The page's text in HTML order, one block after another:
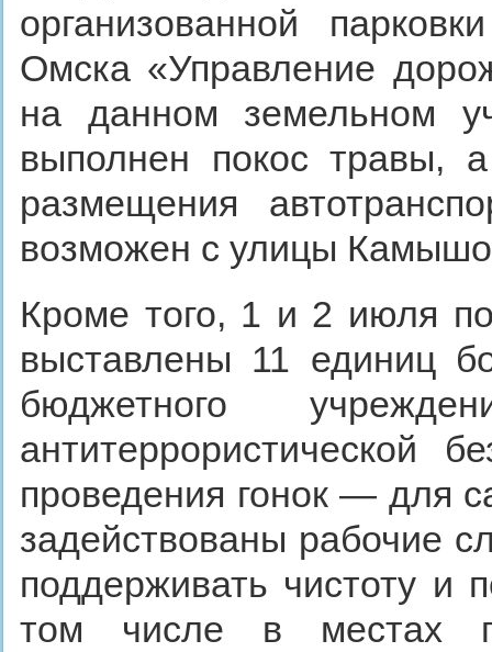
организованной
Омска «Управление
на данном земельном
выполнен покос травы,
размещения
возможен с улицы
Кроме того, 1 и 2 июля
выставлены 11 единиц
бюджетного
антитеррористической
проведения гонок — для
задействованы рабочие
поддерживать чистоту и
том числе в местах